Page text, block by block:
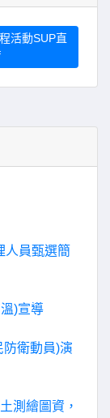
活動SUP直
人員甄選簡
)宣導
衛動員)演
測繪圖資，